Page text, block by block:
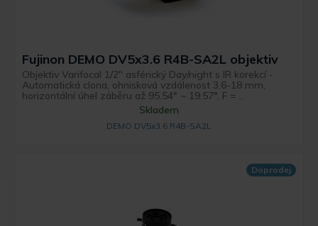
Fujinon DEMO DV5x3.6 R4B-SA2L objektiv
Objektiv Varifocal 1/2" asférický Day/night s IR korekcí -
Automatická clona, ohnisková vzdálenost 3.6-18 mm,
horizontální úhel záběru až 95.54° ~ 19.57°, F = ...
Skladem
DEMO DV5x3.6 R4B-SA2L
Doprodej